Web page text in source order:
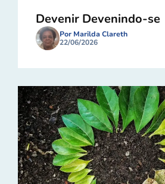
Devenir Devenindo-se
Por Marilda Clareth
22/06/2026